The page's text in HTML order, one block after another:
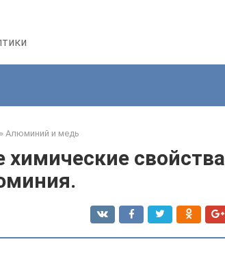
» Алюминий и медь
химические свойства